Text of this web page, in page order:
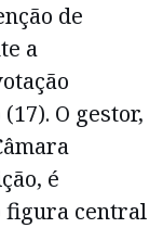
de
a
O gestor,
é
figura central